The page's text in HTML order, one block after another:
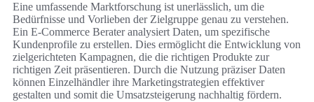
Eine umfassende Marktforschung ist unerlässlich, um die
Bedürfnisse und Vorlieben der Zielgruppe genau zu verstehen.
Ein E-Commerce Berater analysiert Daten, um spezifische
Kundenprofile zu erstellen. Dies ermöglicht die Entwicklung von
zielgerichteten Kampagnen, die die richtigen Produkte zur
richtigen Zeit präsentieren. Durch die Nutzung präziser Daten
können Einzelhändler ihre Marketingstrategien effektiver
gestalten und somit die Umsatzsteigerung nachhaltig fördern.